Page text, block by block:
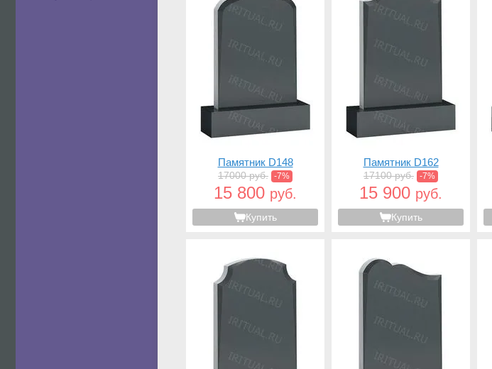
Памятник D148
17000 руб. -7%
15 800 руб.
Купить
Памятник D162
17100 руб. -7%
15 900 руб.
Купить